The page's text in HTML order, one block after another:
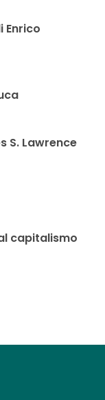
Enrico
S. Lawrence
capitalismo